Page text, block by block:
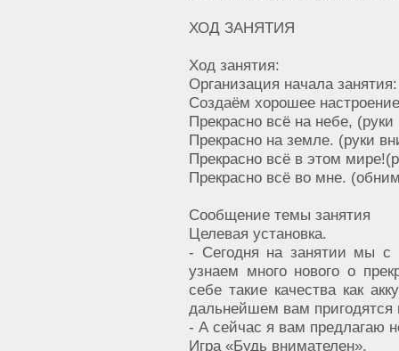
ХОД ЗАНЯТИЯ
Ход занятия:
Организация начала занятия:
Создаём хорошее
Прекрасно всё на небе, (руки
Прекрасно на земле. (руки
Прекрасно всё в этом
Прекрасно всё во мне.
Сообщение темы занятия
Целевая установка.
- Сегодня на занятии мы с
узнаем много нового о
себе такие качества как
дальнейшем вам пригодятся
- А сейчас я вам предлагаю
Игра «Будь внимателен».